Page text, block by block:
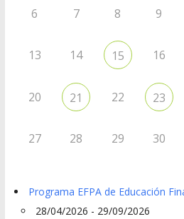
6 7 8 9
13 14 15 16
20 21 22 23
27 28 29 30
Programa EFPA de Educación
28/04/2026 - 29/09/2026